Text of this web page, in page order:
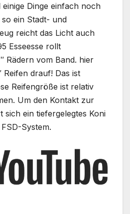
Dinge einfach noch
ein Stadt- und
reicht das Licht auch
Esseesse rollt
Rädern vom Band. hier
Reifen drauf! Das ist
Reifengröße ist relativ
Um den Kontakt zur
sich ein tiefergelegtes Koni
System.